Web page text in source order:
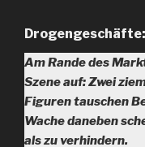
Drogengeschäfte:
Am Rande des
Szene auf: Zwei
Figuren tauschen
Wache daneben
als zu verhindern.